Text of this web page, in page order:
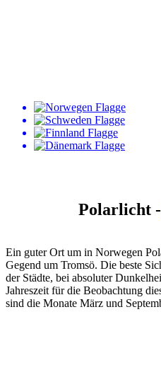
Polarlicht -
Ein guter Ort um in Norwegen
Gegend um Tromsö. Die beste
der Städte, bei absoluter
Jahreszeit für die Beobachtung
sind die Monate März und